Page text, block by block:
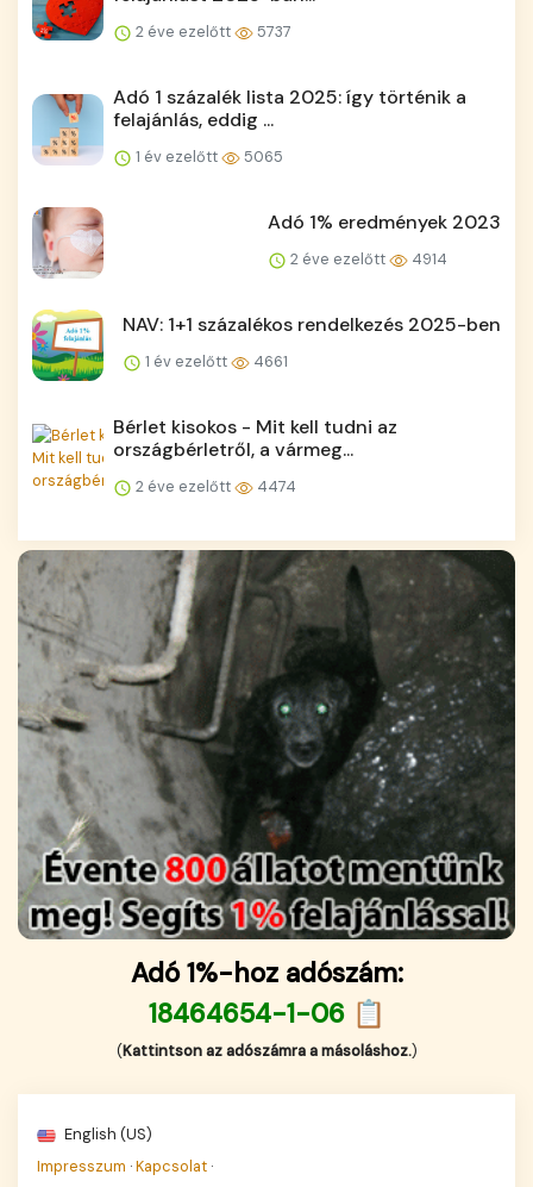
2 éve ezelőtt 5737
Adó 1 százalék lista 2025: így történik a
felajánlás, eddig ...
1 év ezelőtt 5065
Adó 1% eredmények 2023
2 éve ezelőtt 4914
NAV: 1+1 százalékos rendelkezés 2025-ben
1 év ezelőtt 4661
Bérlet kisokos - Mit kell tudni az
országbérletről, a vármeg...
2 éve ezelőtt 4474
Adó 1%-hoz adószám:
18464654-1-06 📋
(Kattintson az adószámra a másoláshoz.)
English (US)
Impresszum ·Kapcsolat ·